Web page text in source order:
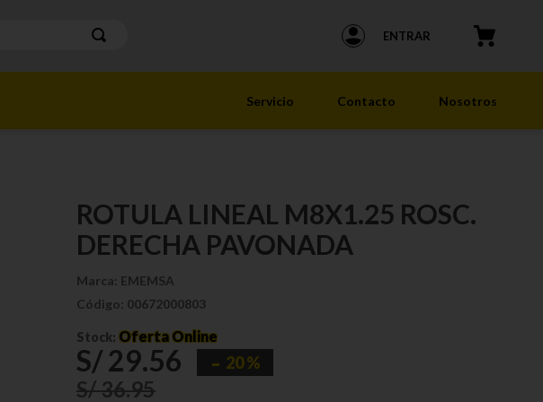
ENTRAR
Servicio Contacto Nosotros
ROTULA LINEAL M8X1.25 ROSC.
DERECHA PAVONADA
Marca: EMEMSA
Código: 00672000803
Stock:Oferta Online
S/29.56 20 %
S/36.95